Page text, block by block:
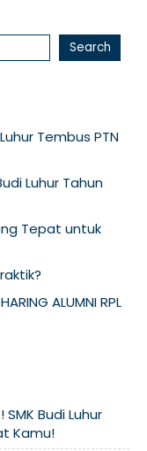
Search
Tembus PTN
Luhur Tahun
Tepat untuk
ALUMNI RPL
Budi Luhur
Kamu!